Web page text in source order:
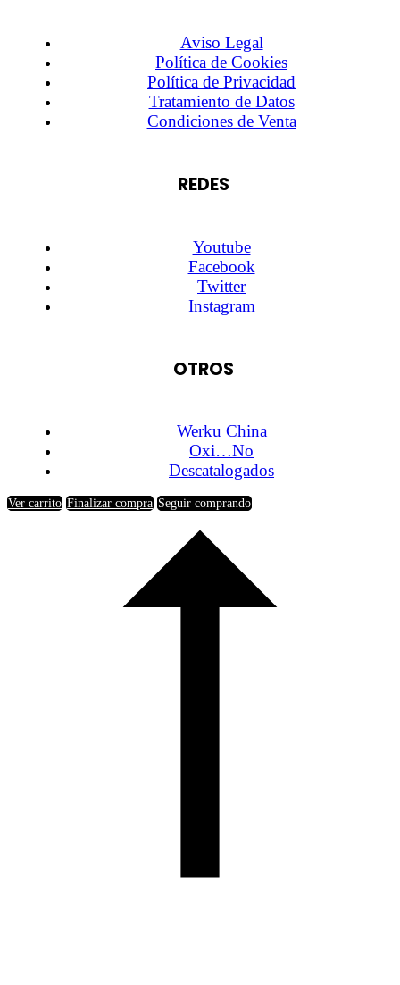
Aviso Legal
Política de Cookies
Política de Privacidad
Tratamiento de Datos
Condiciones de Venta
REDES
Youtube
Facebook
Twitter
Instagram
OTROS
Werku China
Oxi…No
Descatalogados
Ver carrito Finalizar compra Seguir comprando